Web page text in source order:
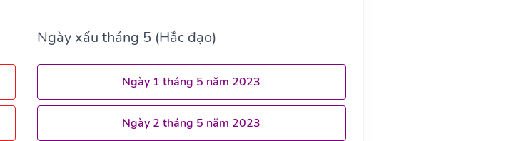
Ngày xấu tháng 5 (Hắc đạo)
Ngày 1 tháng 5 năm 2023
Ngày 2 tháng 5 năm 2023